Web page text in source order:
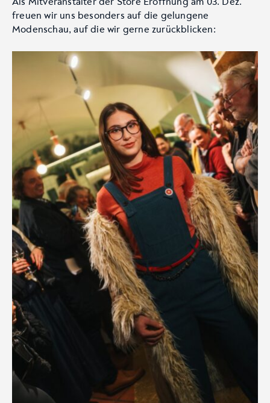
Als Mitveranstalter der Store Eröffnung am 03. Dez.
freuen wir uns besonders auf die gelungene
Modenschau, auf die wir gerne zurückblicken: